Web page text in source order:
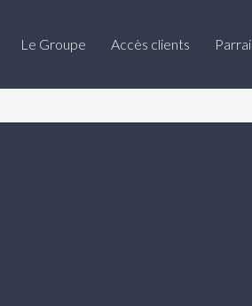
Le Groupe Accès clients